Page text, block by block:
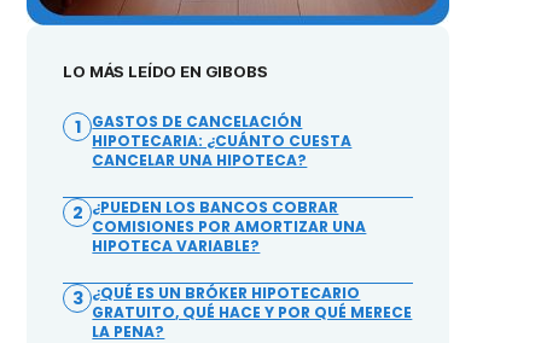
LO MÁS LEÍDO EN GIBOBS
1 GASTOS DE CANCELACIÓN
HIPOTECARIA: ¿CUÁNTO CUESTA
CANCELAR UNA HIPOTECA?
2 ¿PUEDEN LOS BANCOS COBRAR
COMISIONES POR AMORTIZAR UNA
HIPOTECA VARIABLE?
3 ¿QUÉ ES UN BRÓKER HIPOTECARIO
GRATUITO, QUÉ HACE Y POR QUÉ MERECE
LA PENA?